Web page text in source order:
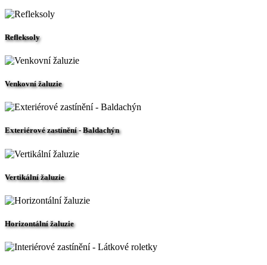
Refleksoly
Venkovní žaluzie
Exteriérové zastínění - Baldachýn
Vertikální žaluzie
Horizontální žaluzie